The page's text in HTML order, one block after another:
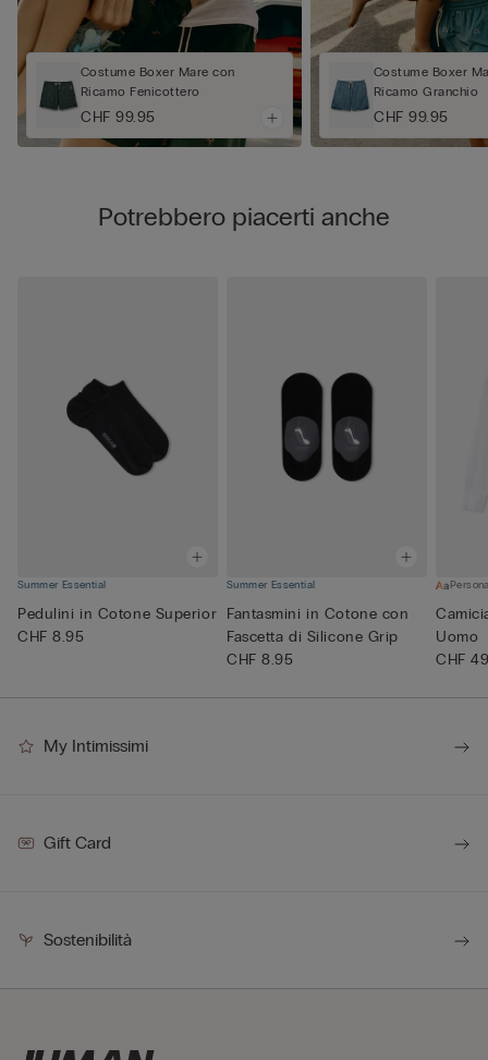
Costume Boxer Mare con
Ricamo Fenicottero
CHF 99.95
Costume Boxer
Ricamo Granchio
CHF 99.95
Potrebbero piacerti anche
Summer Essential
Pedulini in Cotone Superior
CHF 8.95
Summer Essential
Fantasmini in Cotone con
Fascetta di Silicone Grip
CHF 8.95
Uomo
CHF
My Intimissimi
Gift Card
Sostenibilità